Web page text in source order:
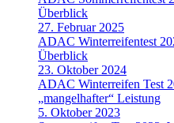
Überblick
27. Februar 2025
ADAC Winterreifentest
Überblick
23. Oktober 2024
ADAC Winterreifen Test
„mangelhafter“ Leistung
5. Oktober 2023